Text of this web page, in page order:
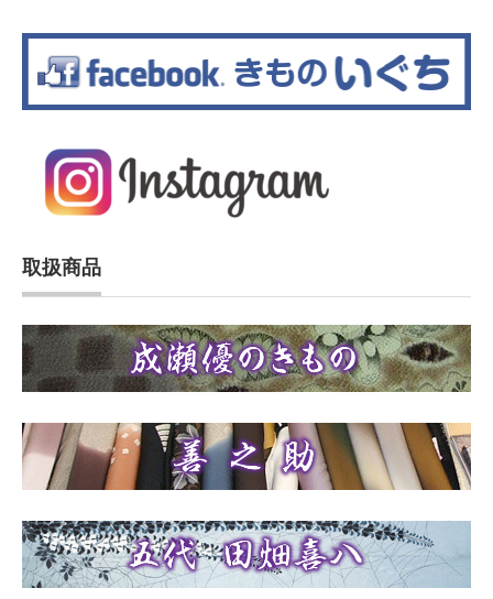
取扱商品